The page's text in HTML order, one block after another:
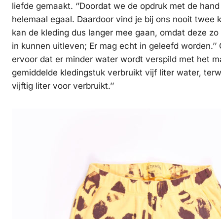
liefde gemaakt. ‘’Doordat we de opdruk met de
helemaal egaal. Daardoor vind je bij ons nooit twee
kan de kleding dus langer mee gaan, omdat deze
in kunnen uitleven; Er mag echt in geleefd
ervoor dat er minder water wordt verspild met het
gemiddelde kledingstuk verbruikt vijf liter water,
vijftig liter voor verbruikt.’’